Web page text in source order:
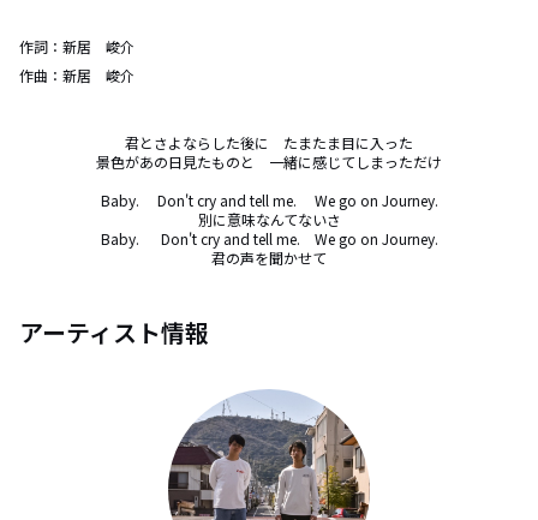
作詞： 新居 峻介
作曲： 新居 峻介
君とさよならした後に　たまたま目に入った
景色があの日見たものと　一緒に感じてしまっただけ
Baby. 　Don't cry and tell me.　 We go on Journey.
別に意味なんてないさ
Baby. 　 Don't cry and tell me.　We go on Journey.
君の声を聞かせて
アーティスト情報